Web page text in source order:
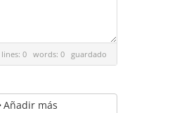
lines: 0 words: 0 guardado
Añadir más